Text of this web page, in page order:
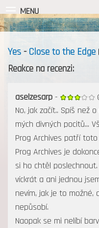
MENU
Yes-Close to the Edge
Reakce na recenzi:
aselzesarp-
No, jak začít.. Spíš než
mých divných pocitů...
Prog Archives patří
Prog Archives je
si ho chtěl
víckrát a ani jednou
nevím, jak je to
nepůsobí.
Naopak se mi nelíbí